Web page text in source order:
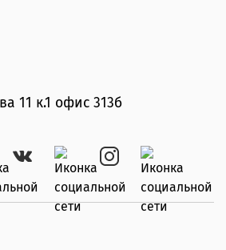
11 к.1 офис 313б